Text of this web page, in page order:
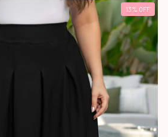
13% OFF